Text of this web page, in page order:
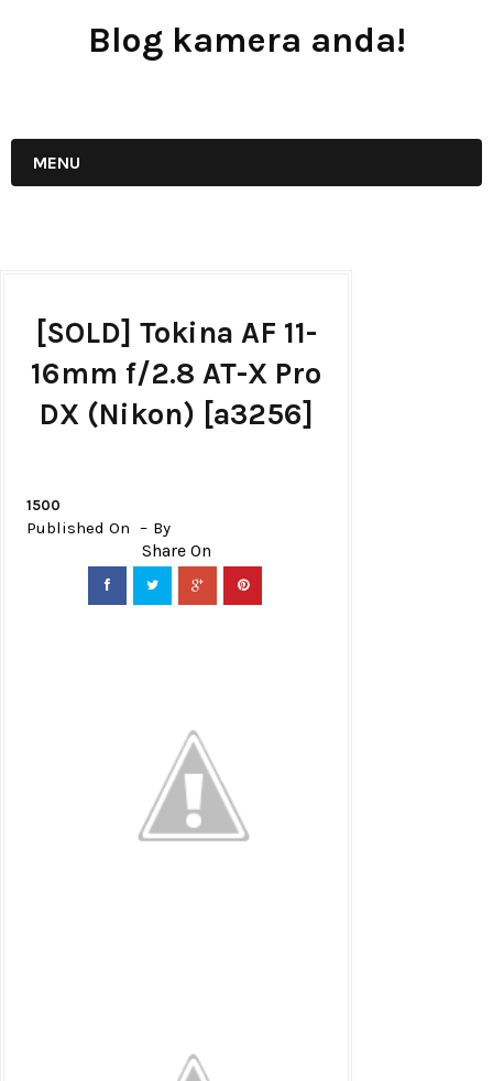
Blog kamera anda!
MENU
[SOLD] Tokina AF 11-
16mm f/2.8 AT-X Pro
DX (Nikon) [a3256]
1500
Published On By